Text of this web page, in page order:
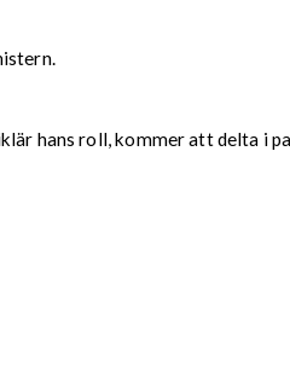
hans roll, kommer att delta i